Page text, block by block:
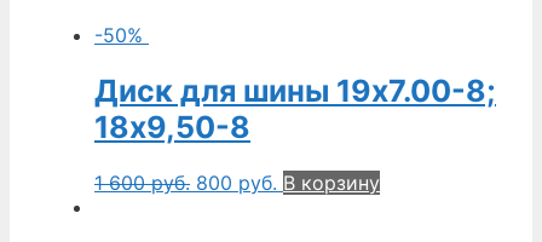
-50%
Диск для шины 19х7.00-8;
18х9,50-8
1 600руб. 800 руб. В корзину